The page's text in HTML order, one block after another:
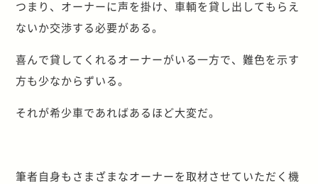
つまり、オーナーに声を掛け、車輌を貸し出してもらえ
ないか交渉する必要がある。
喜んで貸してくれるオーナーがいる一方で、難色を示す
方も少なからずいる。
それが希少車であればあるほど大変だ。
筆者自身もさまざまなオーナーを取材させていただく機